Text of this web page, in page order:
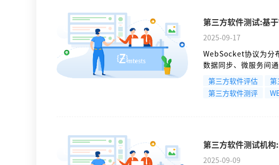
第三方软件测试:基
2025-09-17
WebSocket协议为分
数据同步、微服务间
保持及与传统HTTP
扩展到了多个交互节
第三方软件评估 第
第三方软件测评
第三方软件测试机
2025-09-09